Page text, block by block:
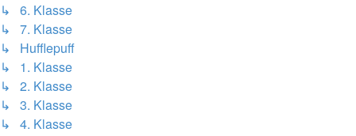
↳ 6. Klasse
↳ 7. Klasse
↳ Hufflepuff
↳ 1. Klasse
↳ 2. Klasse
↳ 3. Klasse
↳ 4. Klasse